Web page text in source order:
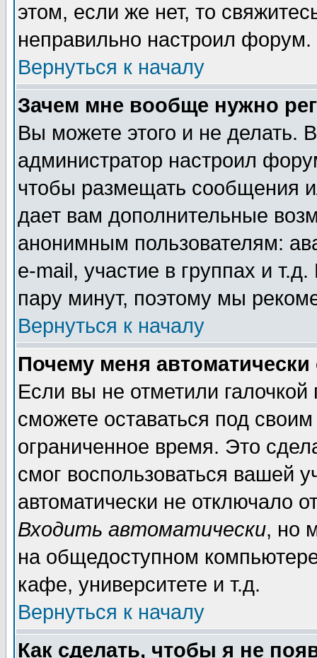
этом, если же нет, то
неправильно настроил форум.
Вернуться к началу
Зачем мне вообще нужно
Вы можете этого и не делать.
администратор настроил
чтобы размещать сообщения
дает вам дополнительные
анонимным пользователям:
e-mail, участие в группах и
пару минут, поэтому мы
Вернуться к началу
Почему меня автоматически
Если вы не отметили галочкой
сможете оставаться под
ограниченное время. Это
смог воспользоваться вашей
автоматически не отключало
Входить автоматически, но
на общедоступном
кафе, университете и т.д.
Вернуться к началу
Как сделать, чтобы я не